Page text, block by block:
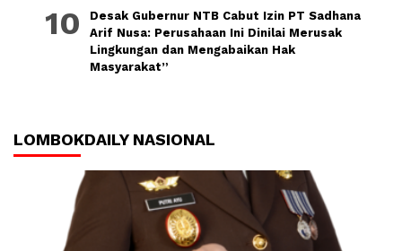
Desak Gubernur NTB Cabut Izin PT Sadhana
Arif Nusa: Perusahaan Ini Dinilai Merusak
Lingkungan dan Mengabaikan Hak
Masyarakat”
LOMBOKDAILY NASIONAL